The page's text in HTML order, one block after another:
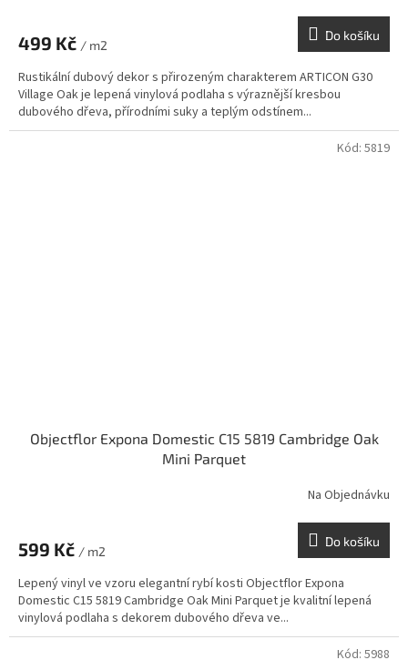
499 Kč / m2
Do košíku
Rustikální dubový dekor s přirozeným charakterem ARTICON G30
Village Oak je lepená vinylová podlaha s výraznější kresbou
dubového dřeva, přírodními suky a teplým odstínem...
Objectflor Expona Domestic C15 5819 Cambridge Oak
Mini Parquet
Na Objednávku
599 Kč / m2
Do košíku
Lepený vinyl ve vzoru elegantní rybí kosti Objectflor Expona
Domestic C15 5819 Cambridge Oak Mini Parquet je kvalitní lepená
vinylová podlaha s dekorem dubového dřeva ve...
Kód: 5819
Kód: 5988